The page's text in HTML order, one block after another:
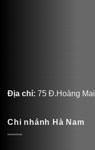
Địa chỉ: 75 Đ.Hoàng
Chi nhánh Hà Nam